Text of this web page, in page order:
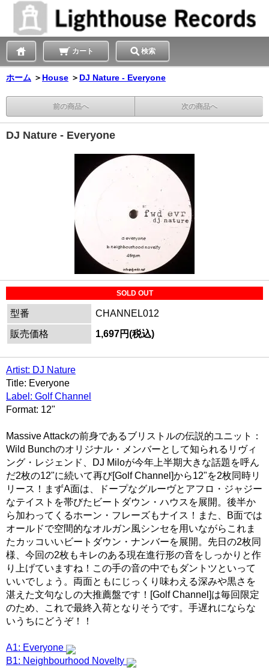
カート 検索
ホーム ＞ House ＞ DJ Nature - Everyone
前の商品へ 次の商品へ
DJ Nature - Everyone
SOLD OUT
型番
CHANNEL012
販売価格
1,697円(税込)
Artist: DJ Nature
Title: Everyone
Label: Golf Channel
Format: 12"
Massive Attackの前身であるブリストルの伝説的ユニット：
Wild Bunchのオリジナル・メンバーとして知られるリヴィ
ング・レジェンド、DJ Miloが今年上半期大きな話題を呼ん
だ2枚の12"に続いて再び[Golf Channel]から12"を2枚同時リ
リース！まずA面は、ドープなグルーヴとアフロ・ジャジー
なテイストを帯びたビートダウン・ハウスを展開。後半か
ら加わってくるホーン・フレーズもナイス！また、B面では
オールドで空間的なオルガン風シンセを用いながらこれま
たカッコいいビートダウン・ナンバーを展開。先日の2枚同
様、今回の2枚もキレのある現在進行形の音をしっかりと作
り上げていますね！この手の音の中でもダントツといって
いいでしょう。両面ともにじっくり味わえる深みや黒さを
湛えた文句なしの大推薦盤です！[Golf Channel]は毎回限定
のため、これで最終入荷となりそうです。手遅れにならな
いうちにどうぞ！！
A1: Everyone
B1: Neighbourhood Novelty